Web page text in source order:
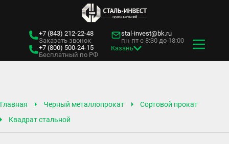
+7 (843) 212-22-48
Заказать звонок
+7 (800) 500-24-15
Бесплатный по РФ
stal-invest@bk.ru
пн-пт с 8:30 до 18:00
Казань
Главная Черный металлопрокат
Сортовой прокат
Квадрат стальной